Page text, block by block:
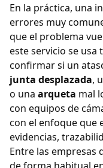
En la práctica, una
errores muy
que el problema
este servicio se
confirmar si un
junta desplazada,
o una arqueta mal
con equipos de
con el enfoque que
evidencias,
Entre las empresas